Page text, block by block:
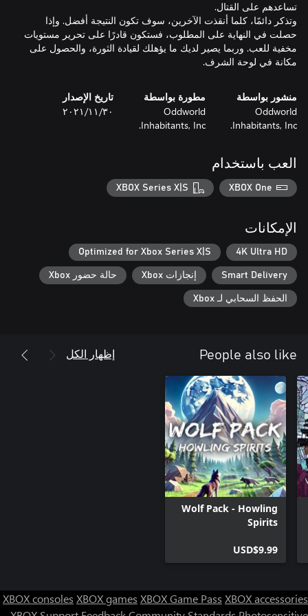
وتذكر دائمًا، كلما أنقذت الآخرين، سوف تكون النتيجة أفضل. وإذا
حصلت في النهاية على المطلوب، فستكون قادرًا على تحرير مستويات
مخفية للعب. وربما يصير لديك ما يؤهلك لقيادة الثورة، والحصول على
مكانة في لوحة الشرف.
منشور بواسطة
Oddworld
Inhabitants, Inc.
مطورة بواسطة
Oddworld
Inhabitants, Inc.
تاريخ الإصدار
٣٠‏/١١‏/٢٠٢١
العب باستخدام
XBOX One
XBOX Series X|S
الإمكانات
4K Ultra HD
Optimized for Xbox Series X|S
Smart Delivery إنجازات Xbox حالة حضور Xbox
الحفظ السحابي لـ Xbox
People also like إظهار الكل
Wolf Pack - Howling
Spirits
USD$9.99
XBOX consoles XBOX games XBOX Game Pass XBOX accessories